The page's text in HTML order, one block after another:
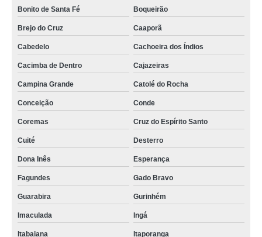
aluguel de sala para atendimento Cuité
serviço de aluguel de sala para atendimento psicologico Jacaraú
locação de salas para atendimento Mogeiro
serviço de locação de sala para atendimento Juripiranga
sala de atendimento para locação Monteiro
aluguel de sala para atendimento por hora preço Tacima
empresa de aluguel de sala para atendimento psicologico São José de
Mipibu
locação de sala para atendimento preço Remígio
locação de salas para atendimento por hora Guarabira
serviço de aluguel de sala de atendimento Jacaraú
empresa de aluguel de sala para atendimento por hora Cruz do Espírito
Santo
Bonito de Santa Fé Boqueirão
Brejo do Cruz Caaporã
Cabedelo Cachoeira dos Índios
Cacimba de Dentro Cajazeiras
Campina Grande Catolé do Rocha
Conceição Conde
Coremas Cruz do Espírito Santo
Cuité Desterro
Dona Inês Esperança
Fagundes Gado Bravo
Guarabira Gurinhém
Imaculada Ingá
Itabaiana Itaporanga